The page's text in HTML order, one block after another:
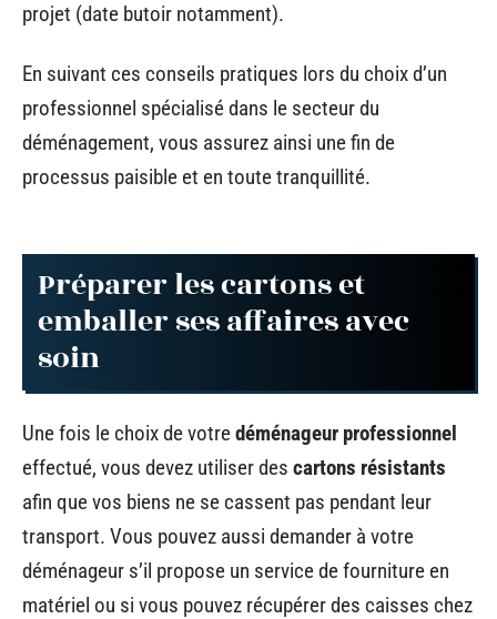
projet (date butoir notamment).
En suivant ces conseils pratiques lors du choix d’un
professionnel spécialisé dans le secteur du
déménagement, vous assurez ainsi une fin de
processus paisible et en toute tranquillité.
Préparer les cartons et
emballer ses affaires avec
soin
Une fois le choix de votredéménageur professionnel
effectué, vous devez utiliser des cartons résistants
afin que vos biens ne se cassent pas pendant leur
transport. Vous pouvez aussi demander à votre
déménageur s’il propose un service de fourniture en
matériel ou si vous pouvez récupérer des caisses chez